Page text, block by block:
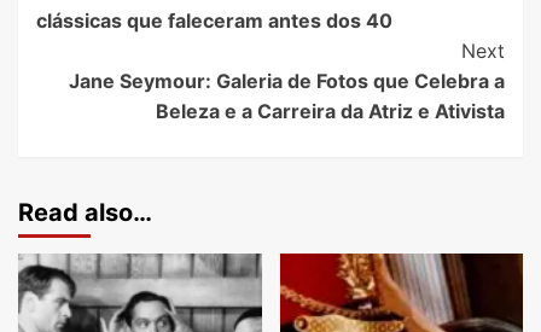
clássicas que faleceram antes dos 40
Next
Jane Seymour: Galeria de Fotos que Celebra a
Beleza e a Carreira da Atriz e Ativista
Read also…